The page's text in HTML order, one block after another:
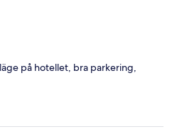
på hotellet, bra parkering,